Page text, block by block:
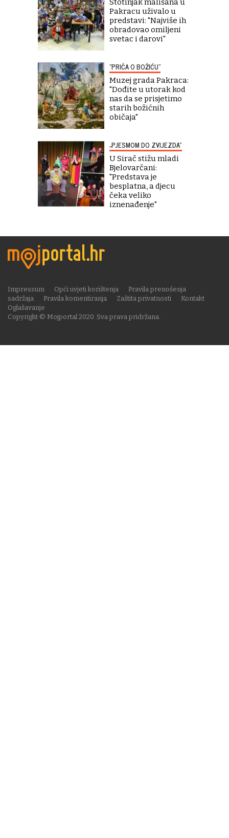
Stotinjak mališana u
Pakracu uživalo u
predstavi: "Najviše ih
obradovao omiljeni
svetac i darovi"
"PRIČA O BOŽIĆU"
Muzej grada Pakraca:
"Dođite u utorak kod
nas da se prisjetimo
starih božićnih
običaja"
„PJESMOM DO ZVIJEZDA“
U Sirač stižu mladi
Bjelovarčani:
"Predstava je
besplatna, a djecu
čeka veliko
iznenađenje"
Copyright © Mojportal 2020. Sva prava pridržana.
Impressum Opći uvjeti korištenja
Pravila prenošenja
sadržaja
Pravila komentiranja Zaštita privatnosti
Kontakt
Oglašavanje